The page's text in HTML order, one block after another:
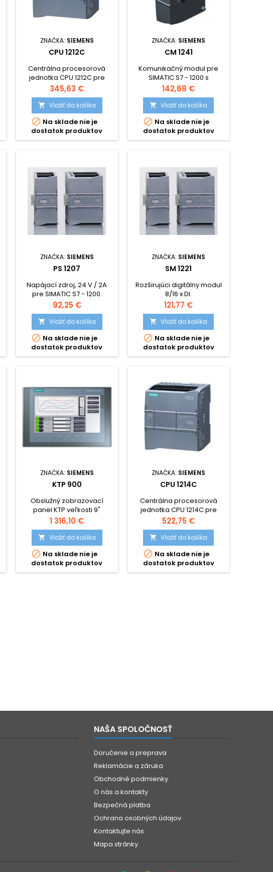
ZNAČKA: SIEMENS
CPU 1212C
Centrálna procesorová
jednotka CPU 1212C pre
SIMATIC S7 - 1200, 8 x DI, 6 x
DO, 2 x AI, Typy: 6ES7212-
1AE40-0XB0, 6ES7212-1BE40-
0XB0, 6ES7212-1HE40-0XB0
Cena
345,63 €
 Vložiť do košíka
 Na sklade nie je
dostatok produktov
ZNAČKA: SIEMENS
CM 1241
Komunikačný modul pre
SIMATIC S7 - 1200 s
rozhraním RS 485 alebo RS
232.
Cena
142,68 €
 Vložiť do košíka
 Na sklade nie je
dostatok produktov
ZNAČKA: SIEMENS
PS 1207
Napájací zdroj, 24 V / 2A
pre SIMATIC S7 - 1200.
Cena
92,25 €
 Vložiť do košíka
 Na sklade nie je
dostatok produktov
ZNAČKA: SIEMENS
SM 1221
Rozširujúci digitálny modul
8/16 x DI.
Cena
121,77 €
 Vložiť do košíka
 Na sklade nie je
dostatok produktov
ZNAČKA: SIEMENS
KTP 900
Obslužný zobrazovací
panel KTP veľkosti 9"
Cena
1 316,10 €
 Vložiť do košíka
 Na sklade nie je
dostatok produktov
ZNAČKA: SIEMENS
CPU 1214C
Centrálna procesorová
jednotka CPU 1214C pre
SIMATIC S7 - 1200, 14 x DI, 10 x
DO, 2 x AI, Typy : 6ES7214-
1AG40-0XB0,6ES7214-
1BG40-0XB0, 6ES7214-
1HG40-0XB0
Cena
522,75 €
 Vložiť do košíka
 Na sklade nie je
dostatok produktov
NAŠA SPOLOČNOSŤ
Doručenie a preprava
Reklamácie a záruka
Obchodné podmienky
O nás a kontakty
Bezpečná platba
Ochrana osobných údajov
Kontaktujte nás
Mapa stránky